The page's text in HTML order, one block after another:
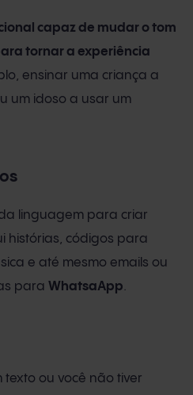
capaz de mudar o tom
tornar a experiência
ensinar uma criança a
um idoso a usar um
linguagem para criar
histórias, códigos para
e até mesmo emails ou
para WhatsaApp.
texto ou você não tiver